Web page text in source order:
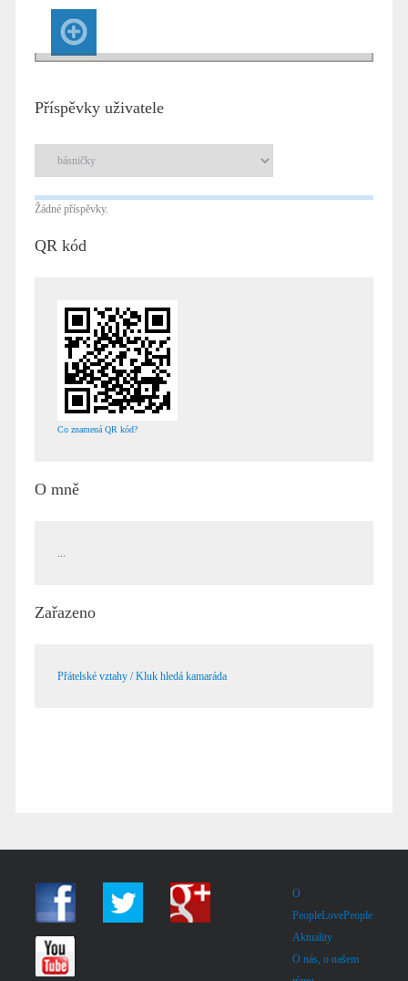
Příspěvky uživatele
Žádné příspěvky.
QR kód
Co znamená QR kód?
O mně
...
Zařazeno
Přátelské vztahy / Kluk hledá kamaráda
O
PeopleLovePeople
Aktuality
O nás, o našem